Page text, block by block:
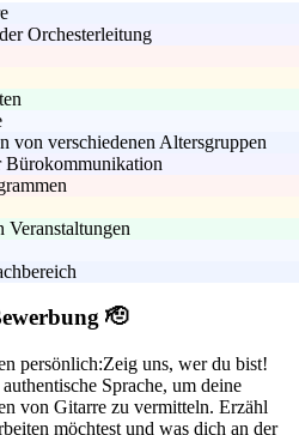
Orchesterleitung
von verschiedenen Altersgruppen
Bürokommunikation
🫡
persönlich:Zeig uns, wer du bist!
Sprache, um deine
von Gitarre zu vermitteln. Erzähl
möchtest und was dich an der